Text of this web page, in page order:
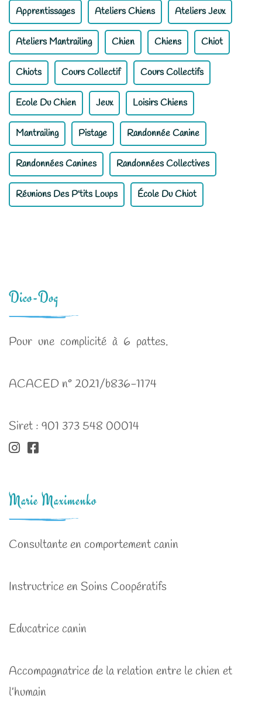
Apprentissages Ateliers Chiens Ateliers Jeux
Ateliers Mantrailing Chien Chiens Chiot
Chiots Cours Collectif Cours Collectifs
Ecole Du Chien Jeux Loisirs Chiens
Mantrailing Pistage Randonnée Canine
Randonnées Canines Randonnées Collectives
Réunions Des P'tits Loups École Du Chiot
Dico-Dog
Pour une complicité à 6 pattes.
ACACED n° 2021/b836-1174
Siret : 901 373 548 00014
Marie Maximenko
Consultante en comportement canin
Instructrice en Soins Coopératifs
Educatrice canin
Accompagnatrice de la relation entre le chien et
l’humain